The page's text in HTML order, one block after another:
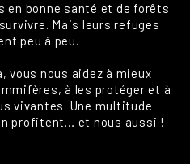
en bonne santé et de forêts
Mais leurs refuges
peu à peu.
vous nous aidez à mieux
à les protéger et à
vivantes. Une multitude
profitent… et nous aussi !